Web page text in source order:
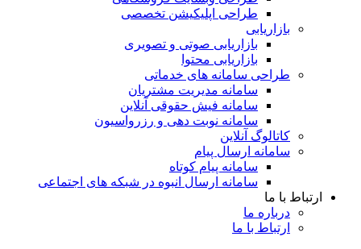
طراحی اپلیکیشن تخصصی
بازاریابی
بازاریابی صوتی و تصویری
بازاریابی محتوا
طراحی سامانه های خدماتی
سامانه مدیریت مشتریان
سامانه فیش حقوقی آنلاین
سامانه نوبت دهی و رزرواسیون
کاتالوگ آنلاین
سامانه ارسال پیام
سامانه پیام کوتاه
سامانه ارسال انبوه در شبکه های اجتماعی
ارتباط با ما
درباره ما
ارتباط با ما